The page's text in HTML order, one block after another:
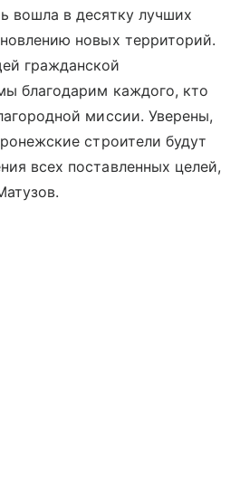
вошла в десятку лучших
новых территорий.
гражданской
благодарим каждого, кто
миссии. Уверены,
строители будут
всех поставленных целей,